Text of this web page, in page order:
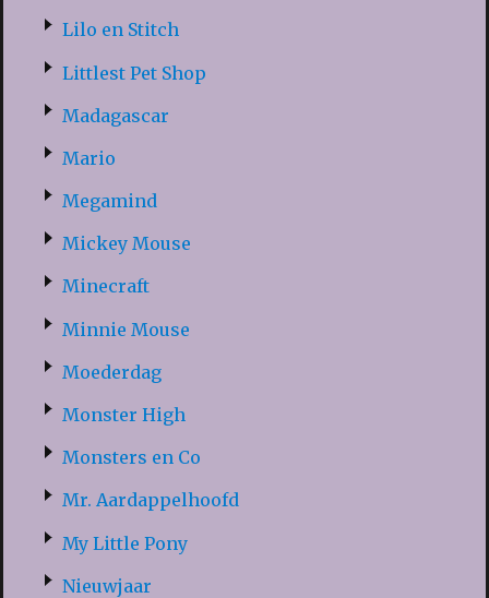
Lilo en Stitch
Littlest Pet Shop
Madagascar
Mario
Megamind
Mickey Mouse
Minecraft
Minnie Mouse
Moederdag
Monster High
Monsters en Co
Mr. Aardappelhoofd
My Little Pony
Nieuwjaar